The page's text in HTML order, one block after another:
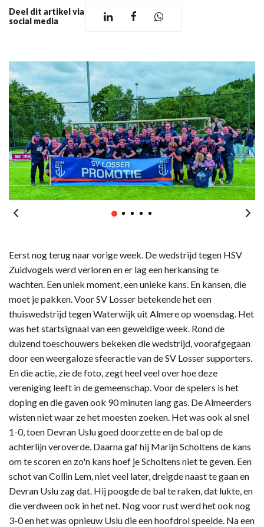
Deel dit artikel via
social media
Eerst nog terug naar vorige week. De wedstrijd tegen HSV
Zuidvogels werd verloren en er lag een herkansing te
wachten. Een uniek moment, een unieke kans. En kansen, die
moet je pakken. Voor SV Losser betekende het een
thuiswedstrijd tegen Waterwijk uit Almere op woensdag. Het
was het startsignaal van een geweldige week. Rond de
duizend toeschouwers bekeken die wedstrijd, voorafgegaan
door een weergaloze sfeeractie van de SV Losser supporters.
En die actie, zie de foto, zegt heel veel over hoe deze
vereniging leeft in de gemeenschap. Voor de spelers is het
doping en die gaven ook 90 minuten lang gas. De Almeerders
wisten niet waar ze het moesten zoeken. Het was ook al snel
1-0, toen Devran Uslu goed doorzette en de bal op de
achterlijn veroverde. Daarna gaf hij Marijn Scholtens de kans
om te scoren en zo'n kans hoef je Scholtens niet te geven. Een
schot van Collin Lem, niet veel later, dreigde naast te gaan en
Devran Uslu zag dat. Hij poogde de bal te raken, dat lukte, en
die verdween ook in het net. Nog voor rust werd het ook nog
3-0 en het was opnieuw Uslu die een hoofdrol speelde. Na een